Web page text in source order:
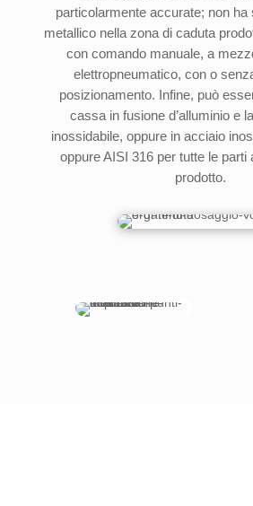
particolarmente accurate; non ha
metallico nella zona di caduta
con comando manuale, a
elettropneumatico, con o
posizionamento. Infine, può
cassa in fusione d’alluminio e
inossidabile, oppure in acciaio
oppure AISI 316 per tutte le parti
prodotto.